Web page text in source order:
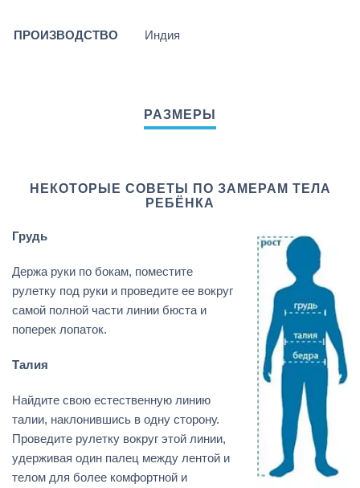
ПРОИЗВОДСТВО Индия
НЕКОТОРЫЕ СОВЕТЫ ПО ЗАМЕРАМ ТЕЛА
РЕБЁНКА
Грудь
Держа руки по бокам, поместите
рулетку под руки и проведите ее вокруг
самой полной части линии бюста и
поперек лопаток.
Талия
Найдите свою естественную линию
талии, наклонившись в одну сторону.
Проведите рулетку вокруг этой линии,
удерживая один палец между лентой и
телом для более комфортной и